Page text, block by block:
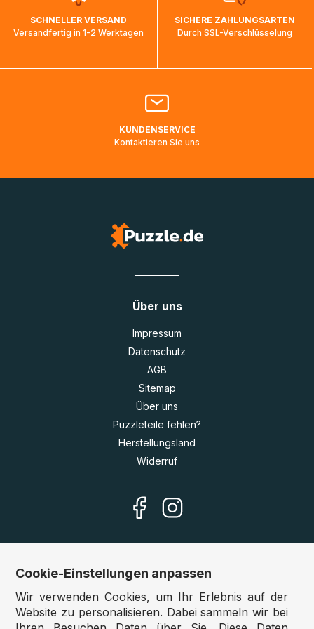
ankommen und von der dortigen Zustellorganisation weiter
bearbeitet werden.
Bitte kontaktieren Sie denKundenservicefalls Ihr Paket
Lieferadressen in Deutschland oder Europa mehrere Tage
SCHNELLER VERSAND
Versandfertig in 1-2 Werktagen
SICHERE ZAHLUNGSARTEN
Durch SSL-Verschlüsselung
KUNDENSERVICE
Kontaktieren Sie uns
Über uns
Impressum
Datenschutz
AGB
Sitemap
Über uns
Puzzleteile fehlen?
Herstellungsland
Widerruf
Unsere Shops
Deutschland:www.puzzle.de
Cookie-Einstellungen anpassen
Wir verwenden Cookies, um Ihr Erlebnis auf der
Website zu personalisieren. Dabei sammeln wir bei